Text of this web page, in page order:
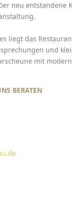
neu
liegt das
und
mit
BERATEN